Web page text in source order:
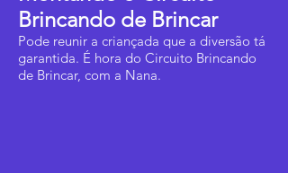
Brincando de Brincar
Pode reunir a criançada que a diversão tá
garantida. É hora do Circuito Brincando
de Brincar, com a Nana.